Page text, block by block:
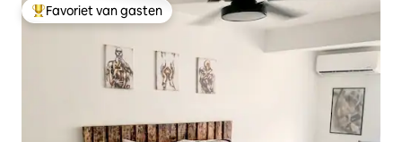
Topfavoriet van gasten
Favoriet van gasten